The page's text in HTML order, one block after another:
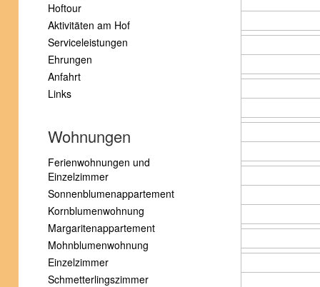
Hoftour
Aktivitäten am Hof
Serviceleistungen
Ehrungen
Anfahrt
Links
Wohnungen
Ferienwohnungen und
Einzelzimmer
Sonnenblumenappartement
Kornblumenwohnung
Margaritenappartement
Mohnblumenwohnung
Einzelzimmer
Schmetterlingszimmer